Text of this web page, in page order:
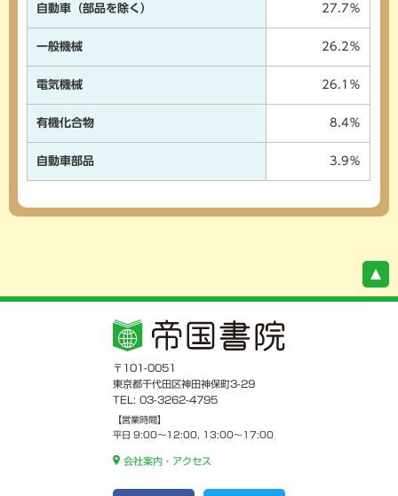
自動車（部品を除く） 27.7％
一般機械 26.2％
電気機械 26.1％
有機化合物 8.4％
自動車部品 3.9％
〒101-0051
東京都千代田区神田神保町3-29
TEL: 03-3262-4795
【営業時間】
平日 9:00～12:00, 13:00～17:00
会社案内・アクセス